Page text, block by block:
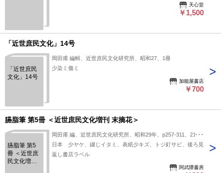
天心堂
￥1,500
「近世庶民文化」14号
「近世庶民
文化」14号
岡田甫 編輯、近世庶民文化研究所、昭和27、1冊
少染ミ傷ミ
加能屋書店
￥700
臙脂筆 第5冊 ＜近世庶民文化増刊 末摘花＞
臙脂筆 第5
冊 ＜近世庶
民文化増刊
岡田甫 編、近世庶民文化研究所、昭和29年、p257-311、21cm
日本 少ヤケ、綴じイタミ、表紙少キズ、トジ釘サビ、後ろ見
返し書店ラベル
阿武隈書房